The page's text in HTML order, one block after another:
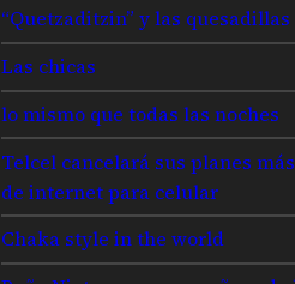
“Quetzaditzin” y las
Las chicas
lo mismo que todas las noches
Telcel cancelará sus planes
de internet para celular
Chaka style in the world